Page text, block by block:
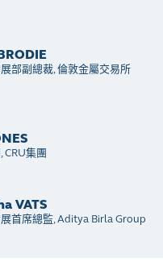
部副總裁, 倫敦金屬交易所
CRU集團
VATS
首席總監, Aditya Birla Group